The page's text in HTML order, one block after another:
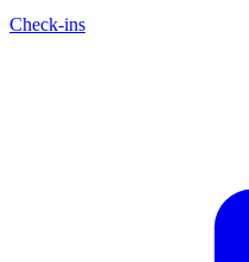
Check-ins